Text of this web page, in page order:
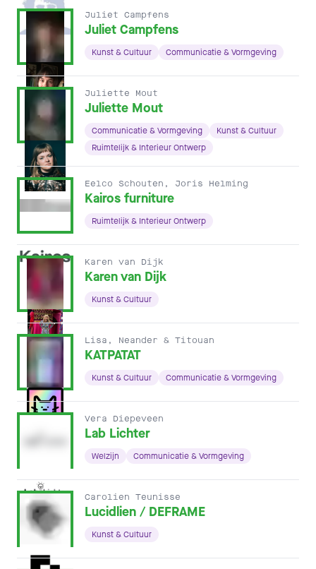
Juliet Campfens
Juliet Campfens
Kunst & Cultuur Communicatie & Vormgeving
Juliette Mout
Juliette Mout
Communicatie & Vormgeving
Kunst & Cultuur
Ruimtelijk & Interieur Ontwerp
Eelco Schouten, Joris Helming
Kairos furniture
Ruimtelijk & Interieur Ontwerp
Karen van Dijk
Karen van Dijk
Kunst & Cultuur
Lisa, Neander & Titouan
KATPATAT
Kunst & Cultuur Communicatie & Vormgeving
Vera Diepeveen
Lab Lichter
Welzijn Communicatie & Vormgeving
Carolien Teunisse
Lucidlien / DEFRAME
Kunst & Cultuur